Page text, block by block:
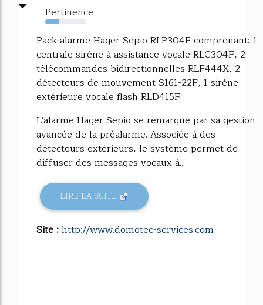
Pertinence
33%
Pack alarme Hager Sepio RLP304F comprenant: 1
centrale sirène à assistance vocale RLC304F, 2
télécommandes bidirectionnelles RLF444X, 2
détecteurs de mouvement S161-22F, 1 sirène
extérieure vocale flash RLD415F.
L'alarme Hager Sepio se remarque par sa gestion
avancée de la préalarme. Associée à des
détecteurs extérieurs, le système permet de
diffuser des messages vocaux à...
LIRE LA SUITE
Site :http://www.domotec-services.com